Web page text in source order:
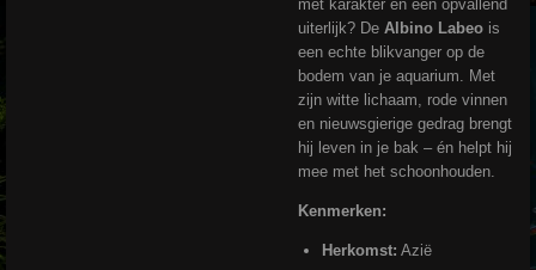
met karakter en een opvallend
uiterlijk? De Albino Labeo is
een echte blikvanger op de
bodem van je aquarium. Met
zijn witte lichaam, rode vinnen
en nieuwsgierige gedrag brengt
hij leven in je bak – én helpt hij
mee met het schoonhouden.
Kenmerken:
Herkomst: Azië